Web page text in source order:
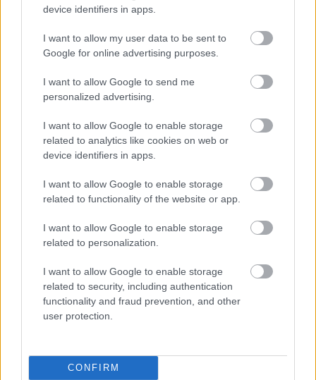
device identifiers in apps.
I want to allow my user data to be sent to
Google for online advertising purposes.
I want to allow Google to send me
personalized advertising.
I want to allow Google to enable storage
related to analytics like cookies on web or
device identifiers in apps.
I want to allow Google to enable storage
related to functionality of the website or app.
I want to allow Google to enable storage
related to personalization.
I want to allow Google to enable storage
related to security, including authentication
functionality and fraud prevention, and other
user protection.
CONFIRM
Balatonalmádiban! (X)
Balatonalmádiban zárul a Smash by Meló-Diák nyári
sorozata.
#hbo
Jason Statham új filmje
dobogós helyen nyitott a Prime